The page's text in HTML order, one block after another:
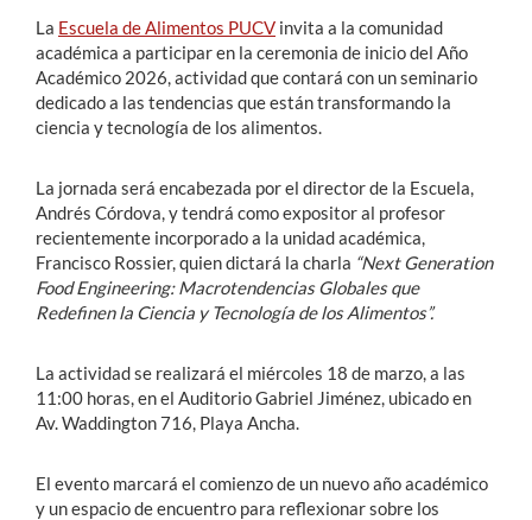
La Escuela de Alimentos PUCV invita a la comunidad
académica a participar en la ceremonia de inicio del Año
Académico 2026, actividad que contará con un seminario
dedicado a las tendencias que están transformando la
ciencia y tecnología de los alimentos.
La jornada será encabezada por el director de la Escuela,
Andrés Córdova , y tendrá como expositor al profesor
recientemente incorporado a la unidad académica,
Francisco Rossier, quien dictará la charla “Next Generation
Food Engineering: Macrotendencias Globales que
Redefinen la Ciencia y Tecnología de los Alimentos”.
La actividad se realizará el miércoles 18 de marzo, a las
11:00 horas, en el Auditorio Gabriel Jiménez, ubicado en
Av. Waddington 716, Playa Ancha.
El evento marcará el comienzo de un nuevo año académico
y un espacio de encuentro para reflexionar sobre los